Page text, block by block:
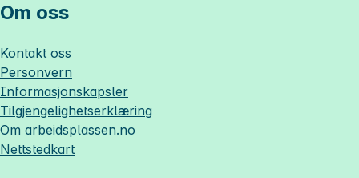
Om oss
Kontakt oss
Personvern
Informasjonskapsler
Tilgjengelighetserklæring
Om arbeidsplassen.no
Nettstedkart